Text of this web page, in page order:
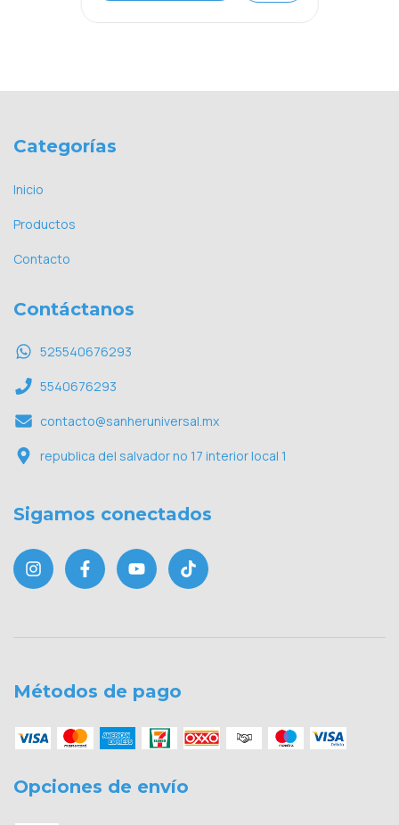
Categorías
Inicio
Productos
Contacto
Contáctanos
525540676293
5540676293
contacto@sanheruniversal.mx
republica del salvador no 17 interior local 1
Sigamos conectados
Métodos de pago
Opciones de envío